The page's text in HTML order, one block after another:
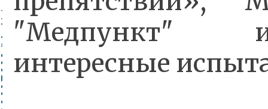
"Медпункт"
интересные